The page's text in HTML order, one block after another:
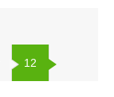
12